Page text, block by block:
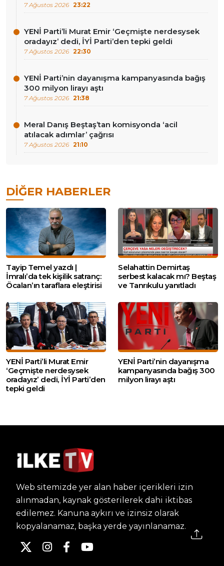
7 Ağustos 2026 23:22
YENİ Parti’li Murat Emir ‘Geçmişte nerdesysek
oradayız’ dedi, İYİ Parti’den tepki geldi
7 Ağustos 2026 22:30
YENİ Parti’nin dayanışma kampanyasında bağış
300 milyon lirayı aştı
7 Ağustos 2026 21:38
Meral Danış Beştaş’tan komisyonda ‘acil
atılacak adımlar’ çağrısı
7 Ağustos 2026 21:10
DIĞER HABERLER
Tayip Temel yazdı |
İmralı’da tek kişilik satranç:
Öcalan’ın taraflara eleştirisi
Selahattin Demirtaş
serbest kalacak mı? Beştaş
ve Tanrıkulu yanıtladı
YENİ Parti’li Murat Emir
‘Geçmişte nerdesysek
oradayız’ dedi, İYİ Parti’den
tepki geldi
YENİ Parti’nin dayanışma
kampanyasında bağış 300
milyon lirayı aştı
Web sitemizde yer alan haber içerikleri izin
alınmadan, kaynak gösterilerek dahi iktibas
edilemez. Kanuna aykırı ve izinsiz olarak
kopyalanamaz, başka yerde yayınlanamaz.